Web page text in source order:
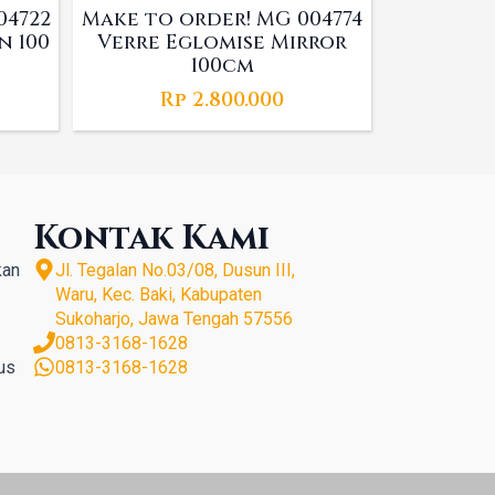
100
Make to order! MG 004774
Verre Eglomise Mirror
100cm
Rp 2.800.000
Kontak Kami
Jl. Tegalan No.03/08, Dusun III,
Waru, Kec. Baki, Kabupaten
Sukoharjo, Jawa Tengah 57556
0813-3168-1628
0813-3168-1628